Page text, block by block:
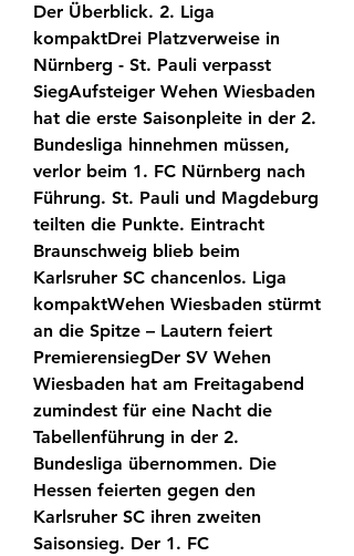
Der Überblick. 2. Liga
kompaktDrei Platzverweise in
Nürnberg - St. Pauli verpasst
SiegAufsteiger Wehen Wiesbaden
hat die erste Saisonpleite in der 2.
Bundesliga hinnehmen müssen,
verlor beim 1. FC Nürnberg nach
Führung. St. Pauli und Magdeburg
teilten die Punkte. Eintracht
Braunschweig blieb beim
Karlsruher SC chancenlos. Liga
kompaktWehen Wiesbaden stürmt
an die Spitze – Lautern feiert
PremierensiegDer SV Wehen
Wiesbaden hat am Freitagabend
zumindest für eine Nacht die
Tabellenführung in der 2.
Bundesliga übernommen. Die
Hessen feierten gegen den
Karlsruher SC ihren zweiten
Saisonsieg. Der 1. FC